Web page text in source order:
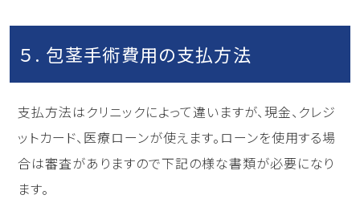
５. 包茎手術費用の支払方法
支払方法はクリニックによって違いますが、現金、クレジ
ットカード、医療ローンが使えます。ローンを使用する場
合は審査がありますので下記の様な書類が必要になり
ます。